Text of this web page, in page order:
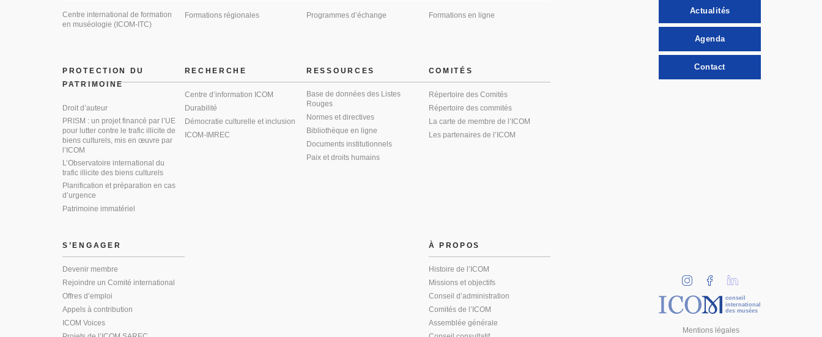
PROTECTION DU
PATRIMOINE
Droit d’auteur
PRISM : un projet financé par l’UE
pour lutter contre le trafic illicite de
biens culturels, mis en œuvre par
l’ICOM
L’Observatoire international du
trafic illicite des biens culturels
Planification et préparation en cas
d’urgence
Patrimoine immatériel
Centre international de formation
en muséologie (ICOM-ITC)
Formations régionales Programmes d’échange Formations en ligne
RECHERCHE
Centre d’information ICOM
Durabilité
Démocratie culturelle et inclusion
ICOM-IMREC
RESSOURCES
Base de données des Listes
Rouges
Normes et directives
Bibliothèque en ligne
Documents institutionnels
Paix et droits humains
COMITÉS
Répertoire des Comités
Répertoire des commités
La carte de membre de l’ICOM
Les partenaires de l’ICOM
S’ENGAGER
Devenir membre
Rejoindre un Comité international
Offres d’emploi
Appels à contribution
ICOM Voices
À PROPOS
Histoire de l’ICOM
Missions et objectifs
Conseil d’administration
Comités de l’ICOM
Assemblée générale
Actualités
Agenda
Contact
conseil
international
des musées
Mentions légales